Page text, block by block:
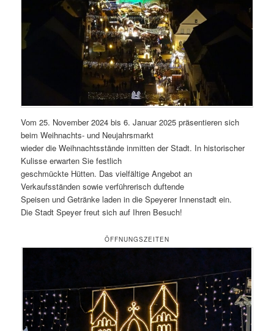
Vom 25. November 2024 bis 6. Januar 2025 präsentieren sich
beim Weihnachts- und Neujahrsmarkt
wieder die Weihnachtsstände inmitten der Stadt. In historischer
Kulisse erwarten Sie festlich
geschmückte Hütten. Das vielfältige Angebot an
Verkaufsständen sowie verführerisch duftende
Speisen und Getränke laden in die Speyerer Innenstadt ein.
Die Stadt Speyer freut sich auf Ihren Besuch!
ÖFFNUNGSZEITEN